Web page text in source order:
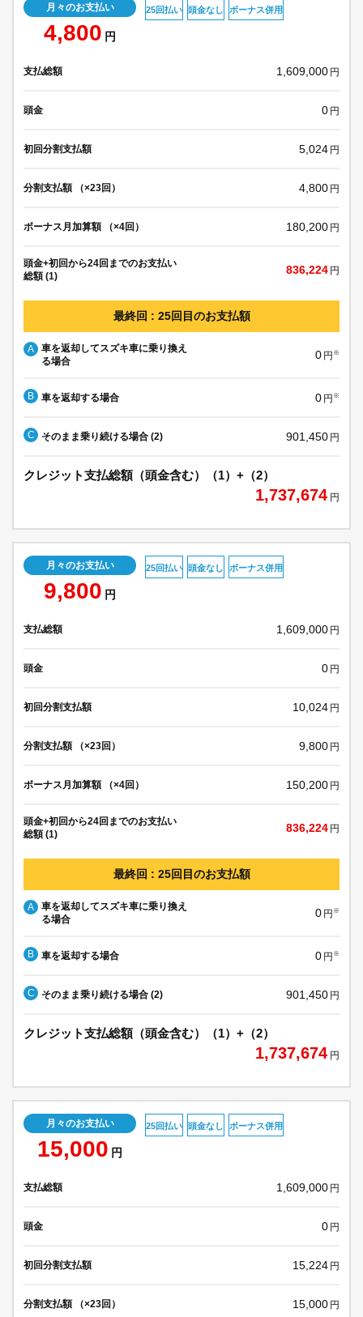
月々のお支払い
4,800 円
25回払い 頭金なし ボーナス併用
支払総額 1,609,000 円
頭金 0 円
初回分割支払額 5,024 円
分割支払額 （×23回） 4,800 円
ボーナス月加算額 （×4回） 180,200 円
頭金+初回から24回までのお支払い
総額 (1)
836,224 円
最終回 : 25回目のお支払額
A
車を返却してスズキ車に乗り換え
る場合
0 円 ※
B 車を返却する場合 0 円 ※
C そのまま乗り続ける場合 (2) 901,450 円
クレジット支払総額（頭金含む）（1）+（2）
1,737,674 円
月々のお支払い
9,800 円
25回払い 頭金なし ボーナス併用
支払総額 1,609,000 円
頭金 0 円
初回分割支払額 10,024 円
分割支払額 （×23回） 9,800 円
ボーナス月加算額 （×4回） 150,200 円
頭金+初回から24回までのお支払い
総額 (1)
836,224 円
最終回 : 25回目のお支払額
A
車を返却してスズキ車に乗り換え
る場合
0 円 ※
B 車を返却する場合 0 円 ※
C そのまま乗り続ける場合 (2) 901,450 円
クレジット支払総額（頭金含む）（1）+（2）
1,737,674 円
月々のお支払い
15,000 円
25回払い 頭金なし ボーナス併用
支払総額 1,609,000 円
頭金 0 円
初回分割支払額 15,224 円
分割支払額 （×23回） 15,000 円